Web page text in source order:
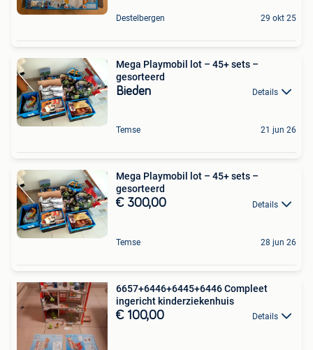
Destelbergen 29 okt 25
Mega Playmobil lot – 45+ sets –
gesorteerd
Bieden Details
Temse 21 jun 26
Mega Playmobil lot – 45+ sets –
gesorteerd
€ 300,00 Details
Temse 28 jun 26
6657+6446+6445+6446 Compleet
ingericht kinderziekenhuis
€ 100,00 Details